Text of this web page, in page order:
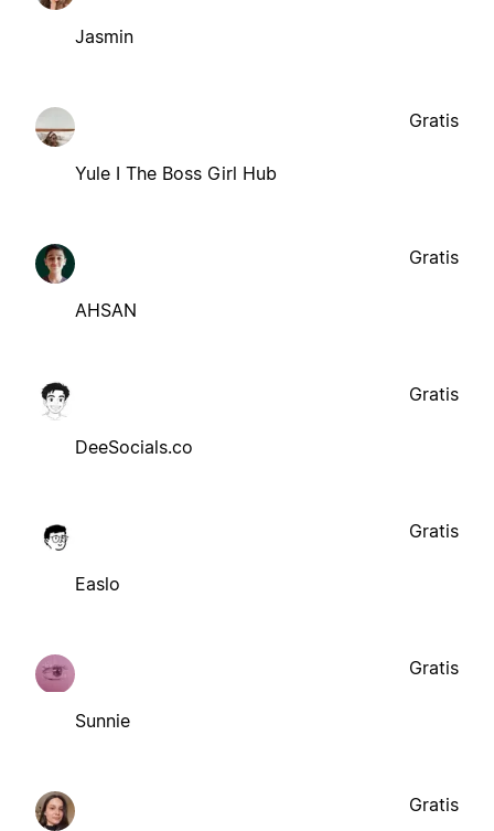
Jasmin
Yule I The Boss Girl Hub
Gratis
AHSAN
Gratis
DeeSocials.co
Gratis
Easlo
Gratis
Sunnie
Gratis
Gratis